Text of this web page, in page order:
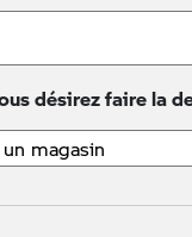
désirez faire la